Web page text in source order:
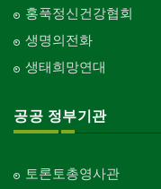
홍푹정신건강협회
생명의전화
생태희망연대
공공 정부기관
토론토총영사관